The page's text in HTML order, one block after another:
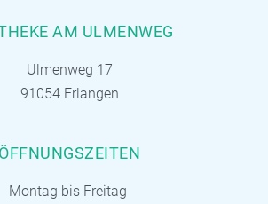
AM ULMENWEG
Ulmenweg 17
91054 Erlangen
ÖFFNUNGSZEITEN
Montag bis Freitag